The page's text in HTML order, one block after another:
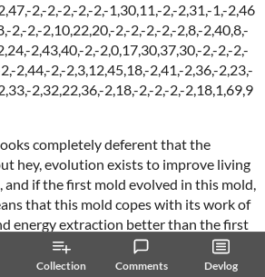
Collection Comments Devlog
2,-2,-2,-2,-2,-1,30,11,-2,-2,31,-1,-2,46
2,-2,-2,10,22,20,-2,-2,-2,-2,-2,8,-2,40,8,-
2,43,40,-2,-2,0,17,30,37,30,-2,-2,-2,-
2,44,-2,-2,3,12,45,18,-2,41,-2,36,-2,23,-
2,32,22,36,-2,18,-2,-2,-2,-2,18,1,69,9
completely deferent that the
hey, evolution exists to improve living
and if the first mold evolved in this mold,
that this mold copes with its work of
energy extraction better than the first